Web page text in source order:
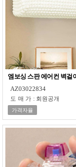
엠보싱 스판 에어컨 벽걸
AZ03022834
도매가 : 회원공개
가격자율